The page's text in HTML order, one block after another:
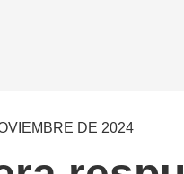
DE 2024